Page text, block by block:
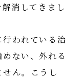
消してきまし
われている治
ない、外れる
ん。こうし